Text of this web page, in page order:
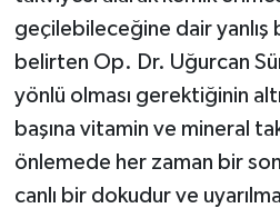
geçilebileceğine dair yanlış
belirten Op. Dr. Uğurcan
yönlü olması gerektiğinin
başına vitamin ve mineral
önlemede her zaman bir
canlı bir dokudur ve